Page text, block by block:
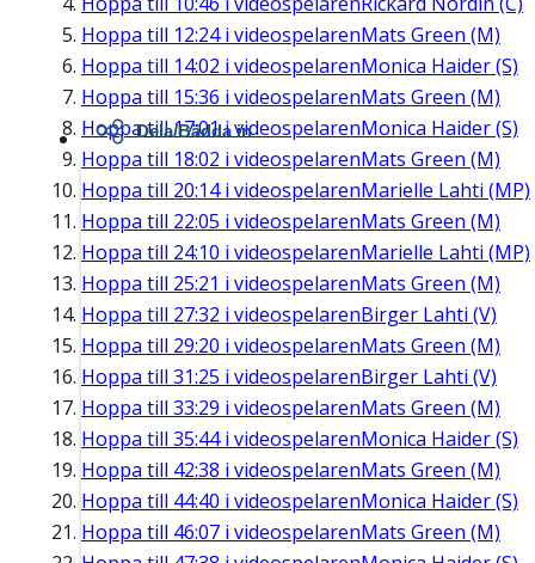
Hoppa till 12:24i videospelarenMats Green (M)
Hoppa till 14:02 i videospelarenMonica Haider (S)
Hoppa till 15:36 i videospelarenMats Green (M)
Hoppa till17:01i videospelarenMonica Haider (S)
Hoppa till 18:02 i videospelarenMats Green (M)
Hoppa till 20:14i videospelarenMarielle Lahti (MP)
Hoppa till 22:05 i videospelarenMats Green (M)
Hoppa till 24:10 i videospelarenMarielle Lahti (MP)
Hoppa till 25:21 i videospelarenMats Green (M)
Hoppa till 27:32 i videospelarenBirger Lahti (V)
Hoppa till 29:20 i videospelarenMats Green (M)
Hoppa till 31:25 i videospelarenBirger Lahti (V)
Hoppa till 33:29 i videospelarenMats Green (M)
Hoppa till 35:44i videospelarenMonica Haider (S)
Hoppa till 42:38 i videospelarenMats Green (M)
Hoppa till 44:40 i videospelarenMonica Haider (S)
Hoppa till 46:07 i videospelarenMats Green (M)
Dela/Bädda in